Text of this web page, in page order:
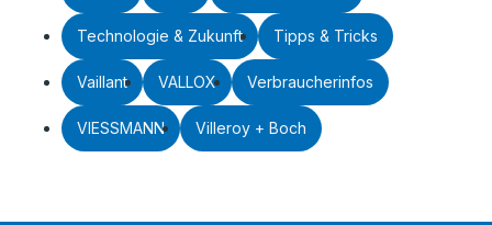
Technologie & Zukunft Tipps & Tricks
Vaillant VALLOX Verbraucherinfos
VIESSMANN Villeroy + Boch